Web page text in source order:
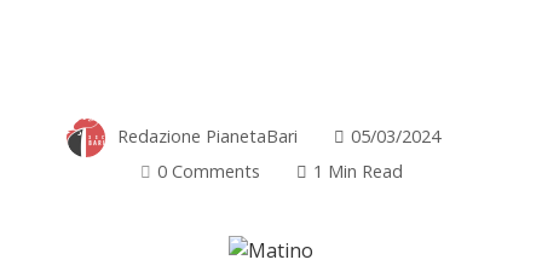
Redazione PianetaBari
05/03/2024
0 Comments
1 Min Read